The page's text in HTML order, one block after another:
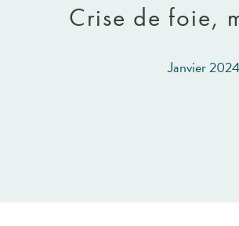
Crise de foie,
Janvier 2024